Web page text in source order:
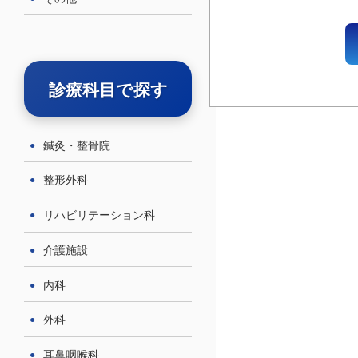
診療科目で探す
鍼灸・整骨院
整形外科
リハビリテーション科
介護施設
内科
外科
耳鼻咽喉科